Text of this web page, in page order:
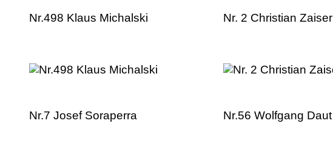
Nr.498 Klaus Michalski Nr. 2 Christian Zaiser
Nr.7 Josef Soraperra Nr.56 Wolfgang Daut